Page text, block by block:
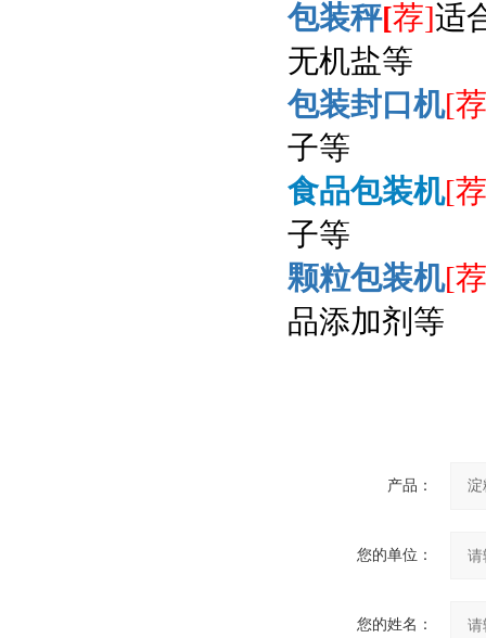
包装秤[荐]适
无机盐等
包装封口机[
子等
食品包装机[
子等
颗粒包装机[
品添加剂等
产品：
您的单位：
您的姓名：